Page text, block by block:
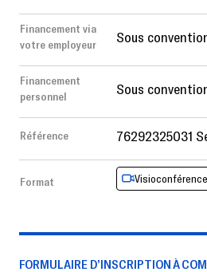
Financement via
votre employeur
Sous
Financement
personnel
Sous
Référence 76292325031
Format Visioconférence
FORMULAIRE D’INSCRIPTION À